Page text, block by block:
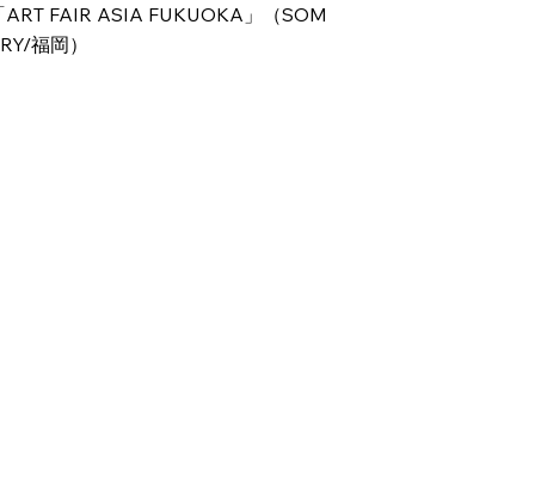
ART FAIR ASIA FUKUOKA」（SOM
福岡）